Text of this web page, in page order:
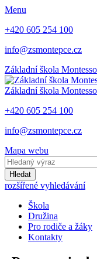
Menu
+420 605 254 100
info@zsmontepce.cz
Základní škola
Základní škola
+420 605 254 100
info@zsmontepce.cz
Mapa webu
Hledat
rozšířené vyhledávání
Škola
Družina
Pro rodiče a žáky
Kontakty